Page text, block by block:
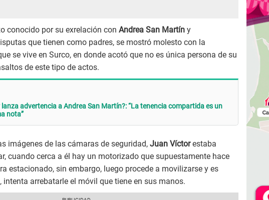
conocido por su exrelación con Andrea San Martín y
que tienen como padres, se mostró molesto con la
se vive en Surco, en donde acotó que no es única persona de su
de este tipo de actos.
advertencia a Andrea San Martín?: “La tenencia compartida es un
nota”
imágenes de las cámaras de seguridad, Juan Víctorestaba
cuando cerca a él hay un motorizado que supuestamente hace
estacionado, sin embargo, luego procede a movilizarse y es
intenta arrebatarle el móvil que tiene en sus manos.